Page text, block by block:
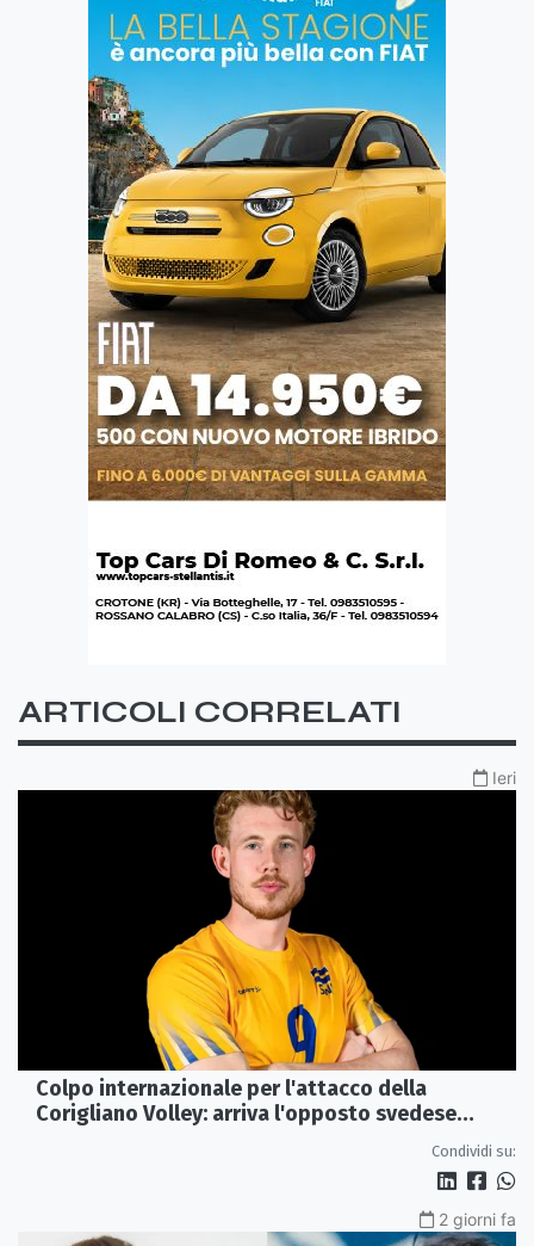
ARTICOLI CORRELATI
Ieri
Colpo internazionale per l'attacco della
Corigliano Volley: arriva l'opposto svedese
Condividi su:
2 giorni fa